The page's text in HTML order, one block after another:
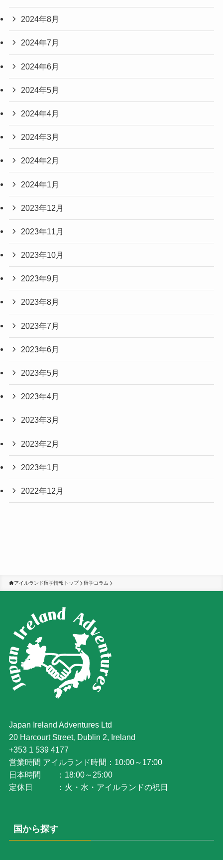
2024年8月
2024年7月
2024年6月
2024年5月
2024年4月
2024年3月
2024年2月
2024年1月
2023年12月
2023年11月
2023年10月
2023年9月
2023年8月
2023年7月
2023年6月
2023年5月
2023年4月
2023年3月
2023年2月
2023年1月
2022年12月
アイルランド留学情報トップ 留学コラム
Japan Ireland Adventures Ltd
20 Harcourt Street‚ Dublin 2, Ireland
+353 1 539 4177
営業時間 アイルランド時間：10:00～17:00
日本時間 ：18:00～25:00
定休日 ：火・水・アイルランドの祝日
国から探す